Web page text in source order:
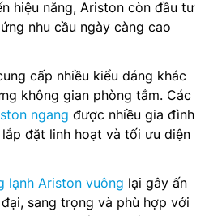
hiệu năng, Ariston còn đầu tư
nhu cầu ngày càng cao
cấp nhiều kiểu dáng khác
không gian phòng tắm. Các
ngang được nhiều gia đình
đặt linh hoạt và tối ưu diện
lạnh Ariston vuông lại gây ấn
sang trọng và phù hợp với